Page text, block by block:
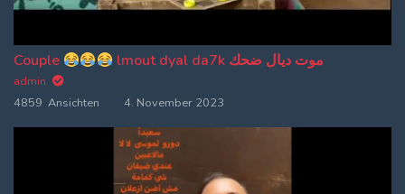
Couple lmout dyal da7k موت ديال ضحك
admin
4859 Ansichten
4. November 2023